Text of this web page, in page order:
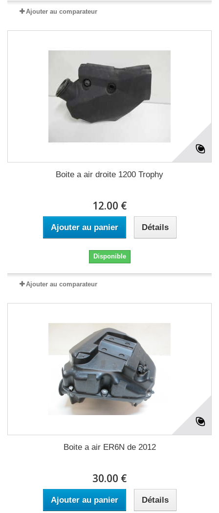
Ajouter au comparateur
Boite a air droite 1200 Trophy
12.00 €
Ajouter au panier Détails
Disponible
Ajouter au comparateur
Boite a air ER6N de 2012
30.00 €
Ajouter au panier Détails